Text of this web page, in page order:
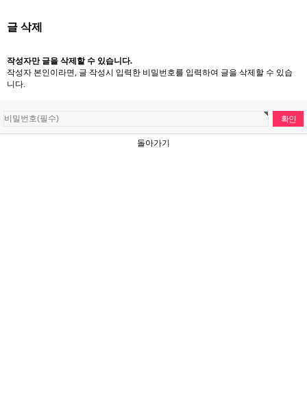
글 삭제
작성자만 글을 삭제할 수 있습니다.
작성자 본인이라면, 글 작성시 입력한 비밀번호를 입력하여 글을 삭제할 수 있습
니다.
돌아가기